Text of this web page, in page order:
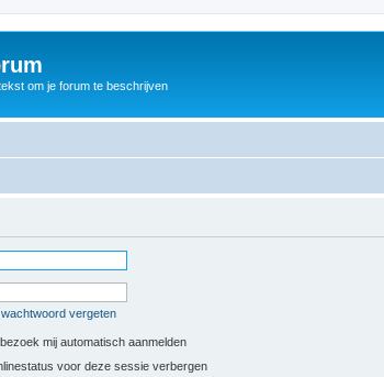
om je forum te beschrijven
vergeten
mij automatisch aanmelden
voor deze sessie verbergen